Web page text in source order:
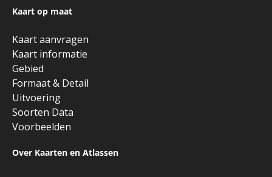
Kaart op maat
Kaart aanvragen
Kaart informatie
Gebied
Formaat & Detail
Uitvoering
Soorten Data
Voorbeelden
Over Kaarten en Atlassen